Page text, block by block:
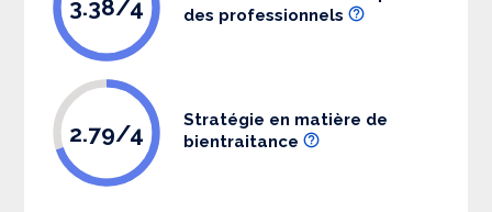
3.38/4
des professionnels
2.79/4
Stratégie en matière de
bientraitance